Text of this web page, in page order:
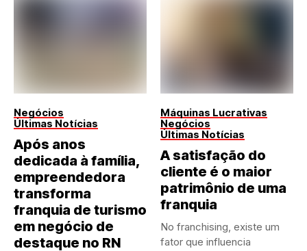
Negócios
Últimas Notícias
Após anos
dedicada à família,
empreendedora
transforma
franquia de turismo
em negócio de
destaque no RN
Máquinas Lucrativas
Negócios
Últimas Notícias
A satisfação do
cliente é o maior
patrimônio de uma
franquia
No franchising, existe um
fator que influencia